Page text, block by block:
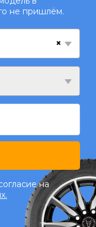
не пришлём.
×
на